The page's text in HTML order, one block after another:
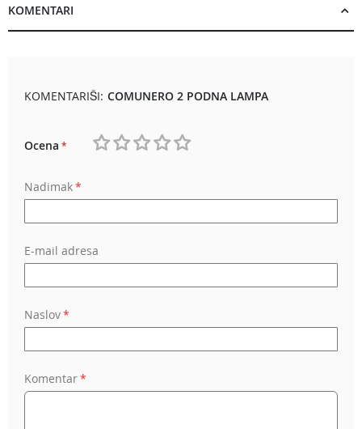
KOMENTARI
KOMENTARIŠI: COMUNERO 2 PODNA LAMPA
Ocena
Nadimak
E-mail adresa
Naslov
Komentar